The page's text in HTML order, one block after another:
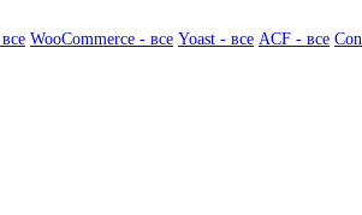
WooCommerce - все Yoast - все ACF - все